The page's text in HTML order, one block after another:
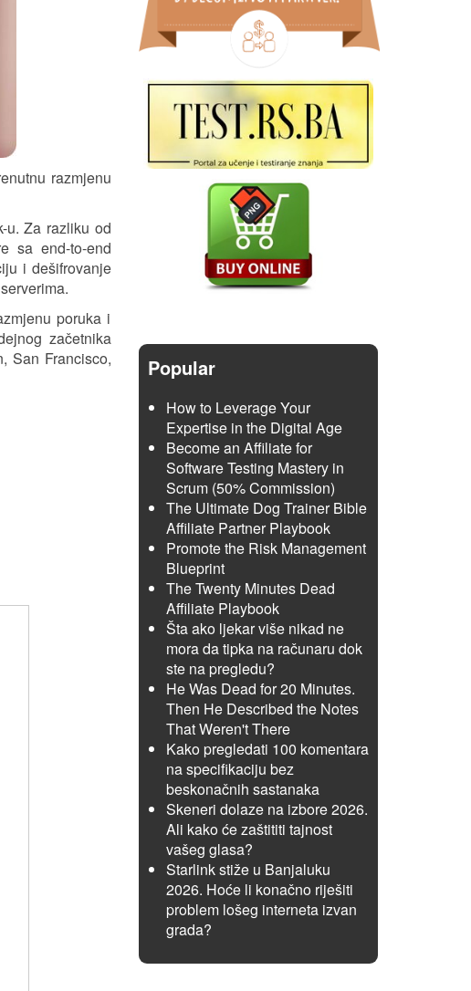
razmjenu
u. Za razliku od
sa end-to-end
i dešifrovanje
poruka i
začetnika
San Francisco,
Popular
How to Leverage Your
Expertise in the Digital Age
Become an Affiliate for
Software Testing Mastery in
Scrum (50% Commission)
The Ultimate Dog Trainer Bible
Affiliate Partner Playbook
Promote the Risk Management
Blueprint
The Twenty Minutes Dead
Affiliate Playbook
Šta ako ljekar više nikad ne
mora da tipka na računaru dok
ste na pregledu?
He Was Dead for 20 Minutes.
Then He Described the Notes
That Weren't There
Kako pregledati 100 komentara
na specifikaciju bez
beskonačnih sastanaka
Skeneri dolaze na izbore 2026.
Ali kako će zaštititi tajnost
vašeg glasa?
Starlink stiže u Banjaluku
2026. Hoće li konačno riješiti
problem lošeg interneta izvan
grada?